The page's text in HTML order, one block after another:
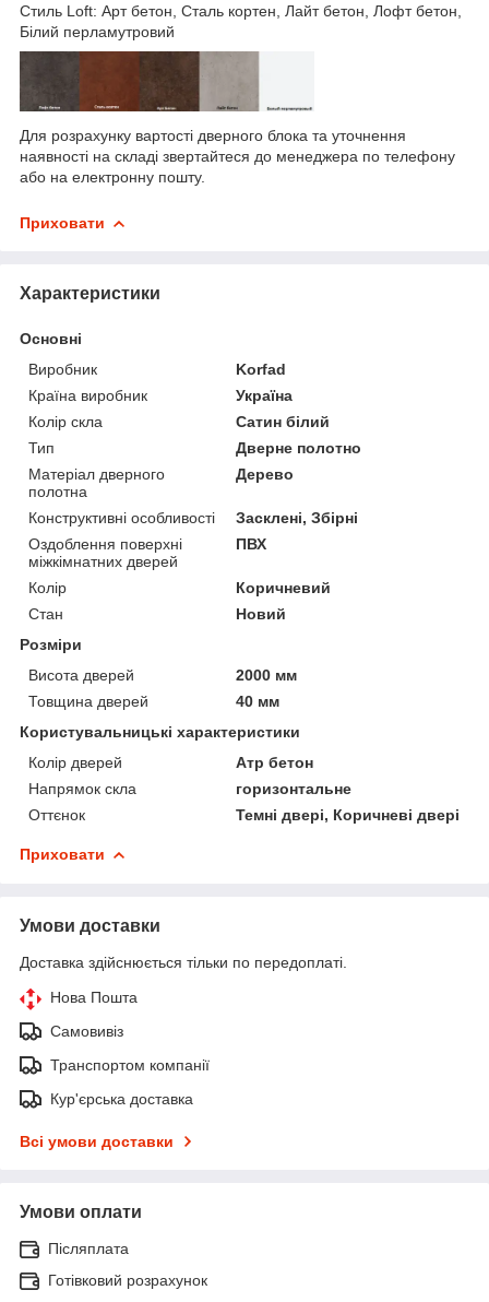
Стиль Loft: Арт бетон, Сталь кортен, Лайт бетон, Лофт бетон,
Білий перламутровий
Для розрахунку вартості дверного блока та уточнення
наявності на складі звертайтеся до менеджера по телефону
або на електронну пошту.
Приховати
Характеристики
Основні
Виробник
Korfad
Країна виробник
Україна
Колір скла
Сатин білий
Тип
Дверне полотно
Матеріал дверного
полотна
Дерево
Конструктивні особливості
Засклені, Збірні
Оздоблення поверхні
міжкімнатних дверей
ПВХ
Колір
Коричневий
Стан
Новий
Розміри
Висота дверей
2000 мм
Товщина дверей
40 мм
Користувальницькі характеристики
Колір дверей
Атр бетон
Напрямок скла
горизонтальне
Оттєнок
Темні двері, Коричневі двері
Приховати
Умови доставки
Доставка здійснюється тільки по передоплаті.
Нова Пошта
Самовивіз
Транспортом компанії
Кур'єрська доставка
Всі умови доставки
Умови оплати
Післяплата
Готівковий розрахунок